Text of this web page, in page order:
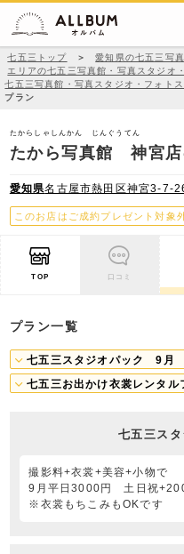
七五三トップ ＞ 愛知県の七五三写
エリアの七五三写真館・写真スタジオ
七五三写真館・写真スタジオ・フォト
プラン
たからしゃしんかん じんぐうてん
たから写真館 神宮店
愛知県名古屋市熱田区神宮3-7-
このお店はご成約プレゼント対象
TOP 口コミ
プラン一覧
七五三スタジオパック 9月
七五三お出かけ衣裳レンタル
七五三ス
撮影料+衣裳+美容+小物で
9月平日3000円 土日祝
※衣裳もちこみもOKです